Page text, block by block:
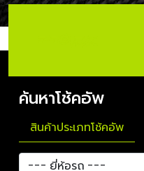
ค้นหาโช้คอัพ
สินค้าประเภทโช้คอัพ